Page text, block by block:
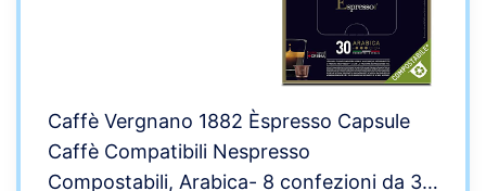
Caffè Vergnano 1882 Èspresso Capsule
Caffè Compatibili Nespresso
Compostabili, Arabica- 8 confezioni da 30